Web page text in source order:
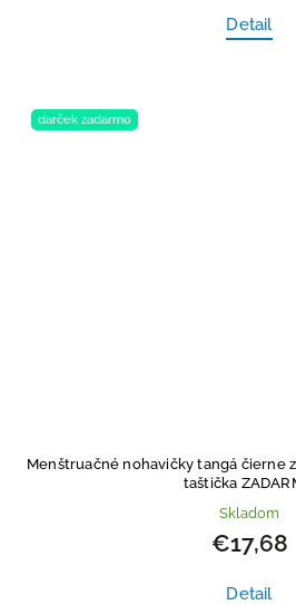
Detail
darček zadarmo
Menštruačné nohavičky tangá čierne
taštička
Skladom
€17,68
Detail